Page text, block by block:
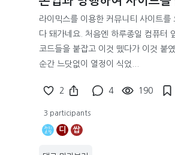
라이믹스를 이용한 커뮤니티 사이트를
다 돼가네요. 처음엔 하루종일 컴퓨터
코드들을 붙잡고 이것 뗐다가 이것 붙
순간 느닷없이 열정이 식었...
2 4 190
3 participants
디 쌉